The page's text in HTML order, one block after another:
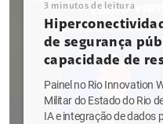
3 minutos de leitura
de segurança
capacidade de
Painel no Rio Innovation
Militar do Estado do Rio
IA e integração de dados